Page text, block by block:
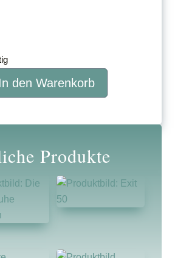
den Warenkorb
Produkte